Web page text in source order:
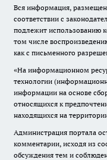
Вся информация,
соответствии с
подлежит использованию
том числе
как с письменного
«На информационном
технологии
информации на основе
относящихся к
находящихся на
Администрация портала
комментарии, исходя из
обсуждения тем и